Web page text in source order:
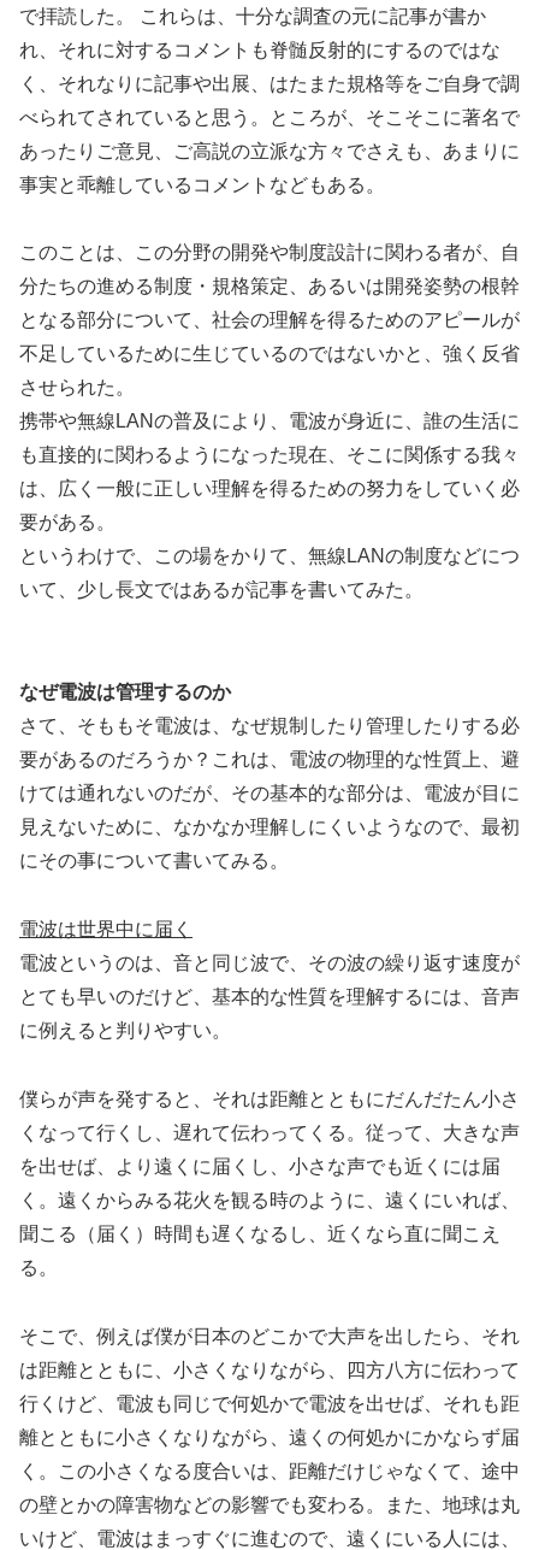
で拝読した。 これらは、十分な調査の元に記事が書か
れ、それに対するコメントも脊髄反射的にするのではな
く、それなりに記事や出展、はたまた規格等をご自身で調
べられてされていると思う。ところが、そこそこに著名で
あったりご意見、ご高説の立派な方々でさえも、あまりに
事実と乖離しているコメントなどもある。
このことは、この分野の開発や制度設計に関わる者が、自
分たちの進める制度・規格策定、あるいは開発姿勢の根幹
となる部分について、社会の理解を得るためのアピールが
不足しているために生じているのではないかと、強く反省
させられた。
携帯や無線LANの普及により、電波が身近に、誰の生活に
も直接的に関わるようになった現在、そこに関係する我々
は、広く一般に正しい理解を得るための努力をしていく必
要がある。
というわけで、この場をかりて、無線LANの制度などにつ
いて、少し長文ではあるが記事を書いてみた。
なぜ電波は管理するのか
さて、そももそ電波は、なぜ規制したり管理したりする必
要があるのだろうか？これは、電波の物理的な性質上、避
けては通れないのだが、その基本的な部分は、電波が目に
見えないために、なかなか理解しにくいようなので、最初
にその事について書いてみる。
電波は世界中に届く
電波というのは、音と同じ波で、その波の繰り返す速度が
とても早いのだけど、基本的な性質を理解するには、音声
に例えると判りやすい。
僕らが声を発すると、それは距離とともにだんだたん小さ
くなって行くし、遅れて伝わってくる。従って、大きな声
を出せば、より遠くに届くし、小さな声でも近くには届
く。遠くからみる花火を観る時のように、遠くにいれば、
聞こる（届く）時間も遅くなるし、近くなら直に聞こえ
る。
そこで、例えば僕が日本のどこかで大声を出したら、それ
は距離とともに、小さくなりながら、四方八方に伝わって
行くけど、電波も同じで何処かで電波を出せば、それも距
離とともに小さくなりながら、遠くの何処かにかならず届
く。この小さくなる度合いは、距離だけじゃなくて、途中
の壁とかの障害物などの影響でも変わる。また、地球は丸
いけど、電波はまっすぐに進むので、遠くにいる人には、